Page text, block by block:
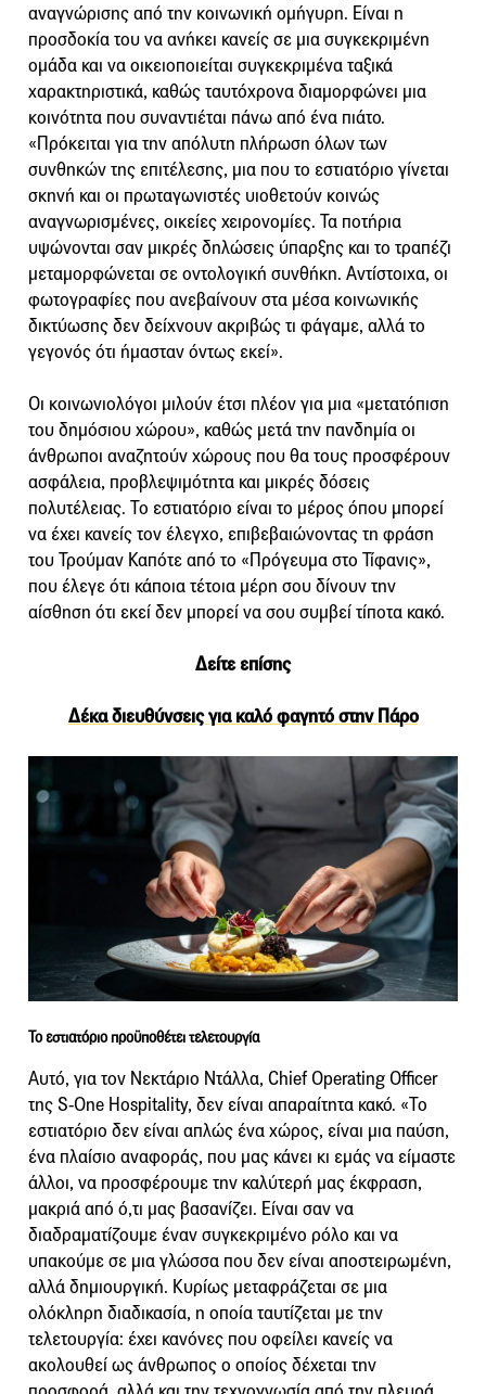
αναγνώρισης από την κοινωνική ομήγυρη. Είναι η
προσδοκία του να ανήκει κανείς σε μια συγκεκριμένη
ομάδα και να οικειοποιείται συγκεκριμένα ταξικά
χαρακτηριστικά, καθώς ταυτόχρονα διαμορφώνει μια
κοινότητα που συναντιέται πάνω από ένα πιάτο.
«Πρόκειται για την απόλυτη πλήρωση όλων των
συνθηκών της επιτέλεσης, μια που το εστιατόριο γίνεται
σκηνή και οι πρωταγωνιστές υιοθετούν κοινώς
αναγνωρισμένες, οικείες χειρονομίες. Τα ποτήρια
υψώνονται σαν μικρές δηλώσεις ύπαρξης και το τραπέζι
μεταμορφώνεται σε οντολογική συνθήκη. Αντίστοιχα, οι
φωτογραφίες που ανεβαίνουν στα μέσα κοινωνικής
δικτύωσης δεν δείχνουν ακριβώς τι φάγαμε, αλλά το
γεγονός ότι ήμασταν όντως εκεί».
Οι κοινωνιολόγοι μιλούν έτσι πλέον για μια «μετατόπιση
του δημόσιου χώρου», καθώς μετά την πανδημία οι
άνθρωποι αναζητούν χώρους που θα τους προσφέρουν
ασφάλεια, προβλεψιμότητα και μικρές δόσεις
πολυτέλειας. Το εστιατόριο είναι το μέρος όπου μπορεί
να έχει κανείς τον έλεγχο, επιβεβαιώνοντας τη φράση
του Τρούμαν Καπότε από το «Πρόγευμα στο Τίφανις»,
που έλεγε ότι κάποια τέτοια μέρη σου δίνουν την
αίσθηση ότι εκεί δεν μπορεί να σου συμβεί τίποτα κακό.
Δείτε επίσης
Δέκα διευθύνσεις για καλό φαγητό στην Πάρο
Το εστιατόριο προϋποθέτει τελετουργία
Αυτό, για τον Νεκτάριο Ντάλλα, Chief Operating Officer
της S-One Hospitality, δεν είναι απαραίτητα κακό. «Το
εστιατόριο δεν είναι απλώς ένα χώρος, είναι μια παύση,
ένα πλαίσιο αναφοράς, που μας κάνει κι εμάς να είμαστε
άλλοι, να προσφέρουμε την καλύτερή μας έκφραση,
μακριά από ό,τι μας βασανίζει. Είναι σαν να
διαδραματίζουμε έναν συγκεκριμένο ρόλο και να
υπακούμε σε μια γλώσσα που δεν είναι αποστειρωμένη,
αλλά δημιουργική. Κυρίως μεταφράζεται σε μια
ολόκληρη διαδικασία, η οποία ταυτίζεται με την
τελετουργία: έχει κανόνες που οφείλει κανείς να
ακολουθεί ως άνθρωπος ο οποίος δέχεται την